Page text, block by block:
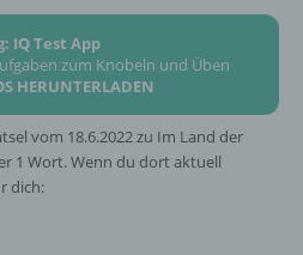
IQ Test App
zum Knobeln und Üben
HERUNTERLADEN
vom 18.6.2022 zu Im Land der
1 Wort. Wenn du dort aktuell
dich: